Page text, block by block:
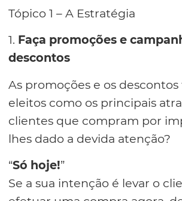
Tópico 1 – A Estratégia
1. Faça promoções e
descontos
As promoções e os
eleitos como os principais
clientes que compram por
lhes dado a devida atenção?
“Só hoje!”
Se a sua intenção é levar o